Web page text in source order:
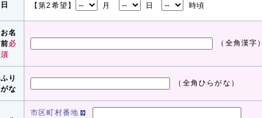
日
【第2希望】
月 日 時頃
お名
前必
須
（全角漢字）
ふり
がな
（全角ひらがな）
市区町村番地